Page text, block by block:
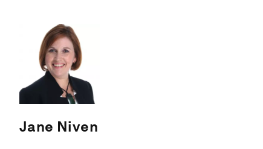
Jane Niven